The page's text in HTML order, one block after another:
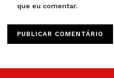
que eu comentar.